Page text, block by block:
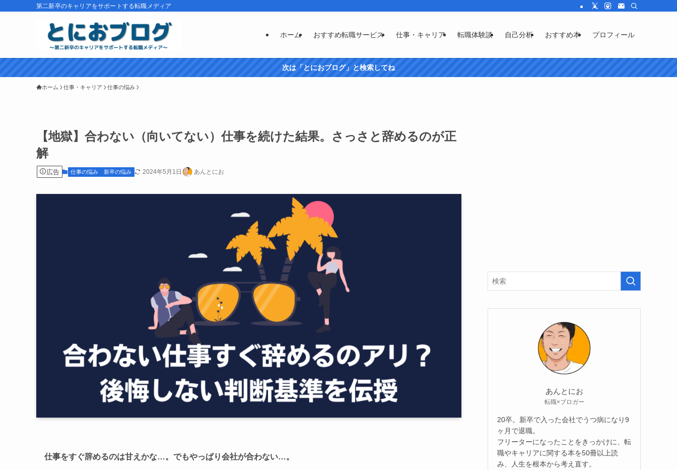
第二新卒のキャリアをサポートする転職メディア
ホーム おすすめ転職サービス 仕事・キャリア 転職体験談 自己分析 おすすめ本 プロフィール
次は「とにおブログ」と検索してね
ホーム 仕事・キャリア 仕事の悩み
【地獄】合わない（向いてない）仕事を続けた結果。さっさと辞めるのが正
解
広告 仕事の悩み 新卒の悩み 2024年5月1日 あんとにお
仕事をすぐ辞めるのは甘えかな…。でもやっぱり会社が合わない…。
あんとにお
転職×ブロガー
20卒。新卒で入った会社でうつ病になり9
ヶ月で退職。
フリーターになったことをきっかけに、転
職やキャリアに関する本を50冊以上読
み、人生を根本から考え直す。